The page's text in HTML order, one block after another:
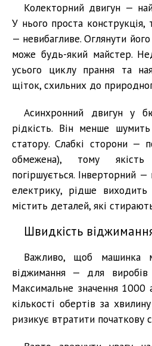
Колекторний двигун —
У нього проста конструкція,
— невибагливе. Оглянути
може будь-який майстер.
усього циклу прання та
щіток, схильних до
Асинхронний двигун у
рідкість. Він менше
статору. Слабкі сторони —
обмежена), тому
погіршується. Інверторний
електрику, рідше
містить деталей, які
Швидкість
Важливо, щоб машинка
віджимання — для виробів
Максимальне значення 1000
кількості обертів за
ризикує втратити початкову